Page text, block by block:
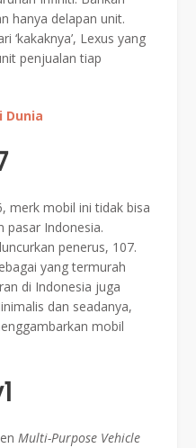
hanya delapan unit.
‘kakaknya’, Lexus yang
penjualan tiap
Dunia
merk mobil ini tidak bisa
pasar Indonesia.
penerus, 107.
yang termurah
di Indonesia juga
dan seadanya,
mobil
Multi-Purpose Vehicle